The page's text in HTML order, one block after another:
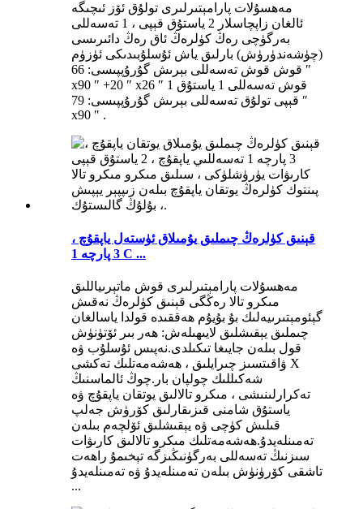
مەھسۇلات پارامېتىرلىرى تولۇق ئۆز ئىچىگە
ئالغان زاپچاسلار 2 ياستۇق قېپى ، 1 تەسەللى
بەرگۈچى رەڭ كۈلرەڭ ئاق رەڭ دائىرىسى
(چۈشەندۈرۈش) بارلىق ياش ئۇسلۇبىدىكى ئۈزۈم
قوش قوش تەسەللى بېرىش گۇرۇپپىسى: 66 ″
x90 ″ +20 ″ x26 ″ 1 قوش تەسەللى 1 ياستۇق
قېپى تولۇق تەسەللى بېرىش گۇرۇپپىسى: 79 ″
x90 ″ .
قېنىق كۈلرەڭ چىملىق يۇمىلاق ئۈستەل ياپقۇچ ،
3 پارچە 1 C ...
مەھسۇلات پارامېتىرلىرى قوش ماتېرىياللىق
مىكرو تالا رەڭگى قېنىق كۈلرەڭ نەقىش
گېئومېتىرىيەلىك بۇ بۇيۇم ھەققىدە قولدا ياسالغان
چىملىق يېقىشلىق لايىھىلەش: ھەر بىر ئۆتۈنۈش
قول بىلەن جايىغا تىكىلدى.نەپىس ئۇسلۇب ۋە
ۋاقىتسىز چىرايلىق ، ھەشەمەتلىك تەكشى X
شەكىللىك چولپان بار.چوڭ ئالماسنىڭ
تەكرارلىنىشى ، مىكرو تالالىق يوتقان ياپقۇچ ۋە
ياستۇق شامنى قىزىقارلىق كۆرۈش جەلپ
قىلىش كۈچى ۋە يېقىشلىق ئۆلچەم بىلەن
تەمىنلەيدۇ.ھەشەمەتلىك مىكرو تالالىق كارىۋات
سىزنىڭ تەسەللى بەرگۈنىڭىزگە تېخىمۇ راھەت
تاشقى كۆرۈنۈش بىلەن تەمىنلەيدۇ ۋە تەمىنلەيدۇ
...